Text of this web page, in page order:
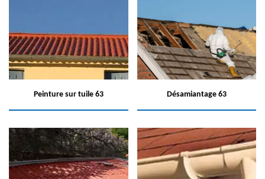
Peinture sur tuile 63 Désamiantage 63